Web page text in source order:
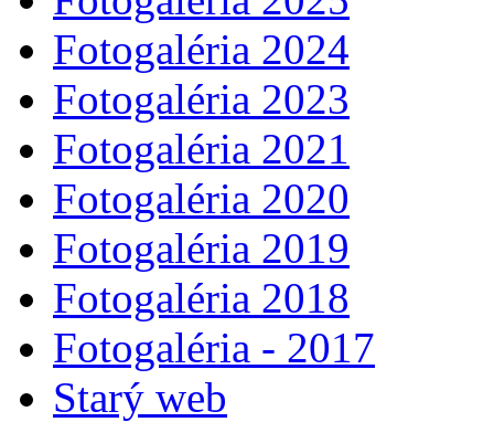
Fotogaléria 2024
Fotogaléria 2023
Fotogaléria 2021
Fotogaléria 2020
Fotogaléria 2019
Fotogaléria 2018
Fotogaléria - 2017
Starý web